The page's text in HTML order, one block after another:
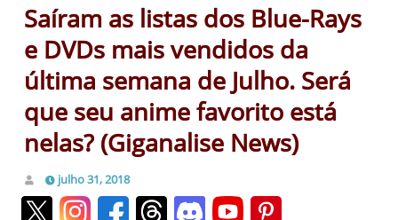
Saíram as listas dos Blue-Rays
e DVDs mais vendidos da
última semana de Julho. Será
que seu anime favorito está
nelas? (Giganalise News)
julho 31, 2018